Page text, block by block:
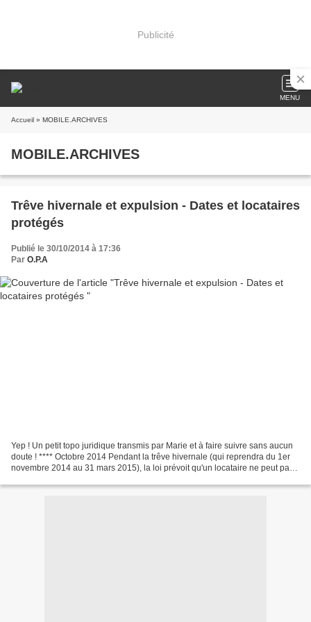
Publicité
MENU
Accueil » MOBILE.ARCHIVES
MOBILE.ARCHIVES
Trêve hivernale et expulsion - Dates et locataires
protégés
Publié le 30/10/2014 à 17:36
Par O.P.A
Yep ! Un petit topo juridique transmis par Marie et à faire suivre sans aucun
doute ! **** Octobre 2014 Pendant la trêve hivernale (qui reprendra du 1er
novembre 2014 au 31 mars 2015), la loi prévoit qu'un locataire ne peut pas